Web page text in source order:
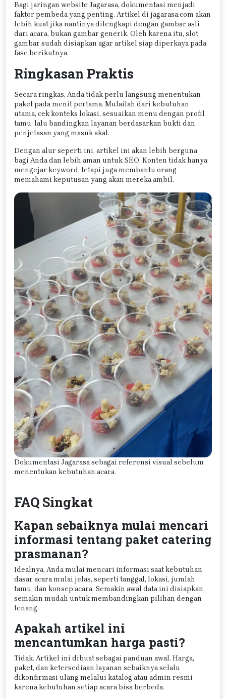
Bagi jaringan website Jagarasa, dokumentasi menjadi
faktor pembeda yang penting. Artikel di jagarasa.com akan
lebih kuat jika nantinya dilengkapi dengan gambar asli
dari acara, bukan gambar generik. Oleh karena itu, slot
gambar sudah disiapkan agar artikel siap diperkaya pada
fase berikutnya.
Ringkasan Praktis
Secara ringkas, Anda tidak perlu langsung menentukan
paket pada menit pertama. Mulailah dari kebutuhan
utama, cek konteks lokasi, sesuaikan menu dengan profil
tamu, lalu bandingkan layanan berdasarkan bukti dan
penjelasan yang masuk akal.
Dengan alur seperti ini, artikel ini akan lebih berguna
bagi Anda dan lebih aman untuk SEO. Konten tidak hanya
mengejar keyword, tetapi juga membantu orang
memahami keputusan yang akan mereka ambil.
Dokumentasi Jagarasa sebagai referensi visual sebelum
menentukan kebutuhan acara.
FAQ Singkat
Kapan sebaiknya mulai mencari
informasi tentang paket catering
prasmanan?
Idealnya, Anda mulai mencari informasi saat kebutuhan
dasar acara mulai jelas, seperti tanggal, lokasi, jumlah
tamu, dan konsep acara. Semakin awal data ini disiapkan,
semakin mudah untuk membandingkan pilihan dengan
tenang.
Apakah artikel ini
mencantumkan harga pasti?
Tidak. Artikel ini dibuat sebagai panduan awal. Harga,
paket, dan ketersediaan layanan sebaiknya selalu
dikonfirmasi ulang melalui katalog atau admin resmi
karena kebutuhan setiap acara bisa berbeda.